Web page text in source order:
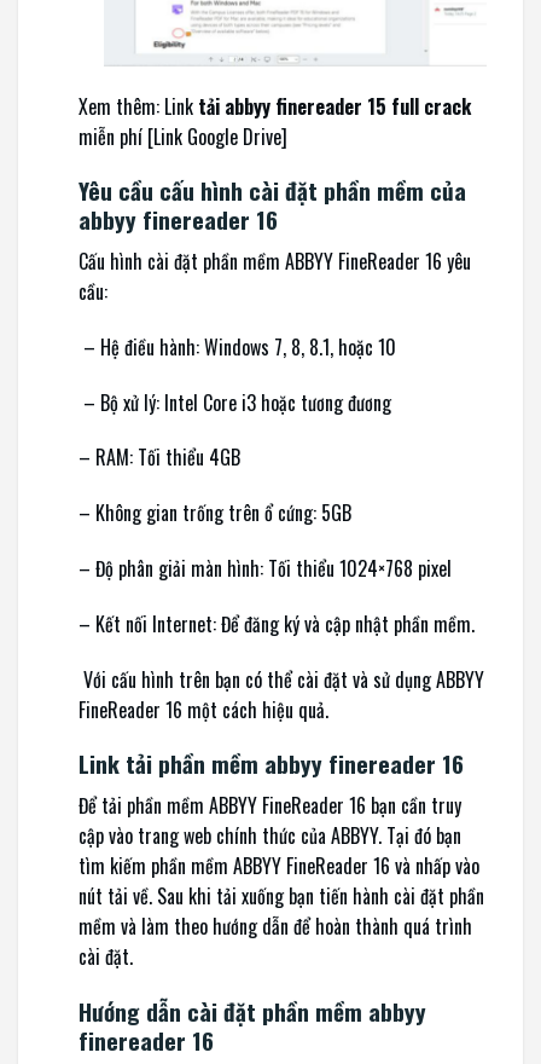
Xem thêm: Link tải abbyy finereader 15 full crack
miễn phí [Link Google Drive]
Yêu cầu cấu hình cài đặt phần mềm của
abbyy finereader 16
Cấu hình cài đặt phần mềm ABBYY FineReader 16 yêu
cầu:
– Hệ điều hành: Windows 7, 8, 8.1, hoặc 10
– Bộ xử lý: Intel Core i3 hoặc tương đương
– RAM: Tối thiểu 4GB
– Không gian trống trên ổ cứng: 5GB
– Độ phân giải màn hình: Tối thiểu 1024×768 pixel
– Kết nối Internet: Để đăng ký và cập nhật phần mềm.
Với cấu hình trên bạn có thể cài đặt và sử dụng ABBYY
FineReader 16 một cách hiệu quả.
Link tải phần mềm abbyy finereader 16
Để tải phần mềm ABBYY FineReader 16 bạn cần truy
cập vào trang web chính thức của ABBYY. Tại đó bạn
tìm kiếm phần mềm ABBYY FineReader 16 và nhấp vào
nút tải về. Sau khi tải xuống bạn tiến hành cài đặt phần
mềm và làm theo hướng dẫn để hoàn thành quá trình
cài đặt.
Hướng dẫn cài đặt phần mềm abbyy
finereader 16